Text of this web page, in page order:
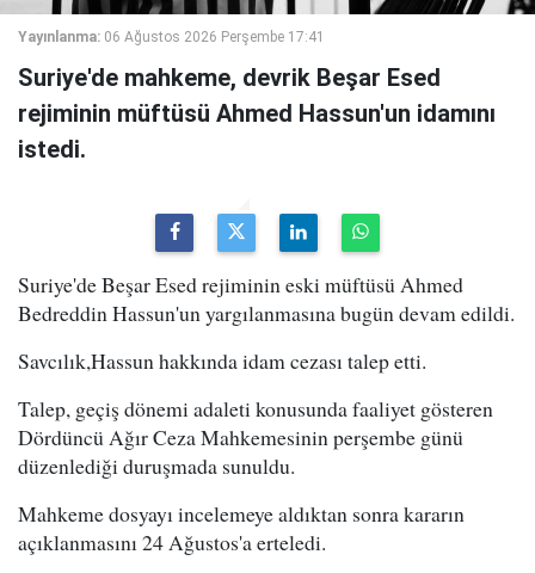
Yayınlanma: 06 Ağustos 2026 Perşembe 17:41
Suriye'de mahkeme, devrik Beşar Esed
rejiminin müftüsü Ahmed Hassun'un idamını
istedi.
Suriye'de Beşar Esed rejiminin eski müftüsü Ahmed
Bedreddin Hassun'un yargılanmasına bugün devam edildi.
Savcılık,Hassun hakkında idam cezası talep etti.
Talep, geçiş dönemi adaleti konusunda faaliyet gösteren
Dördüncü Ağır Ceza Mahkemesinin perşembe günü
düzenlediği duruşmada sunuldu.
Mahkeme dosyayı incelemeye aldıktan sonra kararın
açıklanmasını 24 Ağustos'a erteledi.